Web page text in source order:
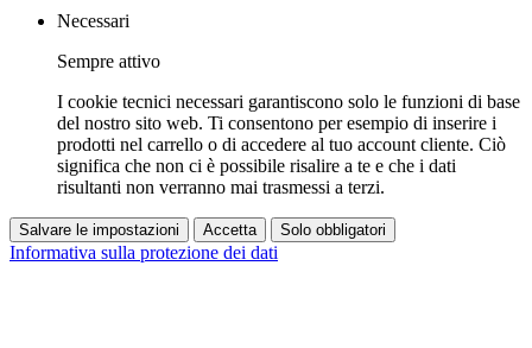
Necessari
Sempre attivo
I cookie tecnici necessari garantiscono solo le funzioni di base
del nostro sito web. Ti consentono per esempio di inserire i
prodotti nel carrello o di accedere al tuo account cliente. Ciò
significa che non ci è possibile risalire a te e che i dati
risultanti non verranno mai trasmessi a terzi.
Salvare le impostazioni Accetta Solo obbligatori
Informativa sulla protezione dei dati